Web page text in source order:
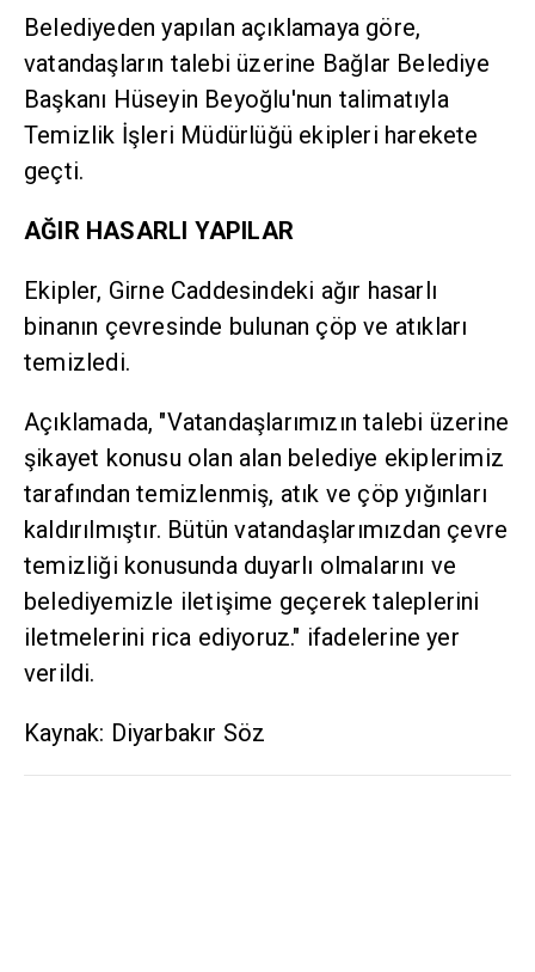
Belediyeden yapılan açıklamaya göre,
vatandaşların talebi üzerine Bağlar Belediye
Başkanı Hüseyin Beyoğlu'nun talimatıyla
Temizlik İşleri Müdürlüğü ekipleri harekete
geçti.
AĞIR HASARLI YAPILAR
Ekipler, Girne Caddesindeki ağır hasarlı
binanın çevresinde bulunan çöp ve atıkları
temizledi.
Açıklamada, "Vatandaşlarımızın talebi üzerine
şikayet konusu olan alan belediye ekiplerimiz
tarafından temizlenmiş, atık ve çöp yığınları
kaldırılmıştır. Bütün vatandaşlarımızdan çevre
temizliği konusunda duyarlı olmalarını ve
belediyemizle iletişime geçerek taleplerini
iletmelerini rica ediyoruz." ifadelerine yer
verildi.
Kaynak: Diyarbakır Söz